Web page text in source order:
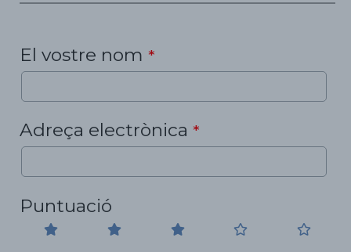
El vostre nom *
Adreça electrònica *
Puntuació